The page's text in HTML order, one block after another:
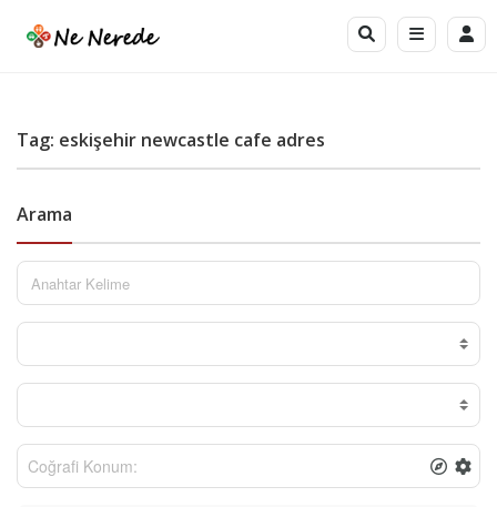
Tag: eskişehir newcastle cafe adres
Arama